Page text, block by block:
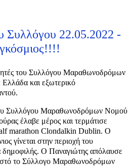
Συλλόγου 22.05.2022 -
του Συλλόγου Μαραθωνοδρόμων
και εξωτερικό
Συλλόγου Μαραθωνοδρόμων Νομού
έλαβε μέρος και τερμάτισε
marathon Clondalkin Dublin. Ο
γίνεται στην περιοχή του
δημοφιλής. Ο Παναγιώτης απόλαυσε
το Σύλλογο Μαραθωνοδρόμων